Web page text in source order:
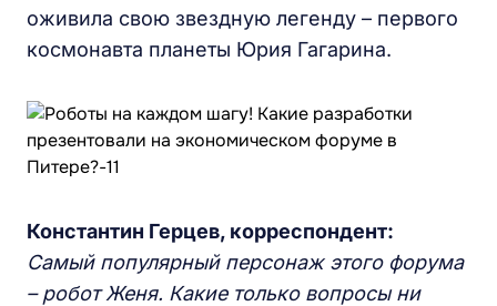
оживила свою звездную легенду – первого
космонавта планеты Юрия Гагарина.
Константин Герцев, корреспондент:
Самый популярный персонаж этого форума
– робот Женя. Какие только вопросы ни